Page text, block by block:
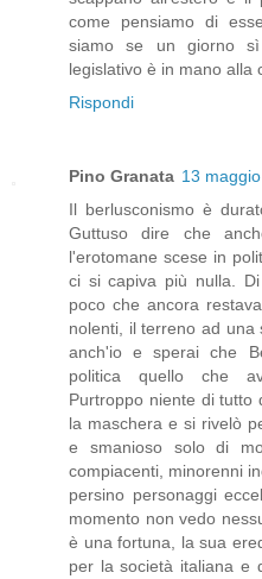
come pensiamo di
siamo se un giorno
legislativo è in mano alla
Rispondi
Pino Granata 13
Il berlusconismo è
Guttuso dire che
l'erotomane scese in
ci si capiva più nulla.
poco che ancora
nolenti, il terreno ad una
anch'io e sperai che
politica quello che
Purtroppo niente di tutto
la maschera e si rivelò
e smanioso solo di
compiacenti, minorenni
persino personaggi
momento non vedo
è una fortuna, la sua
per la società italiana e